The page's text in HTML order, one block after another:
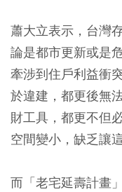
蕭大立表示，台灣
論是都市更新或是
牽涉到住戶利益衝
於違建，都更後無
財工具，都更不但
空間變小，缺乏讓
而「老宅延壽計畫